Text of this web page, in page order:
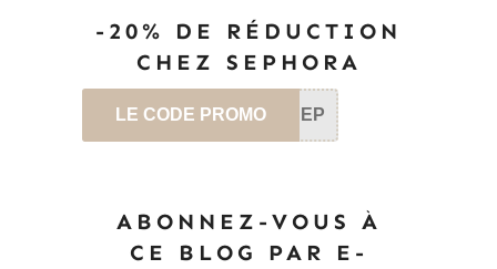
-20% DE RÉDUCTION
CHEZ SEPHORA
LE CODE PROMO SEP
ABONNEZ-VOUS À
CE BLOG PAR E-